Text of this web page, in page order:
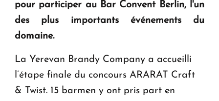
pour participer au Bar Convent Berlin, l'un
des plus importants événements du
domaine.
La Yerevan Brandy Company a accueilli
l’étape finale du concours ARARAT Craft
& Twist. 15 barmen y ont pris part en